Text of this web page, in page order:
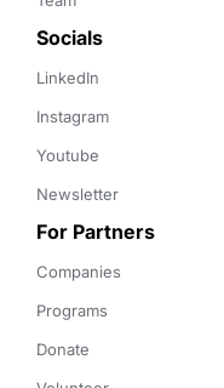
Socials
LinkedIn
Instagram
Youtube
Newsletter
For Partners
Companies
Programs
Donate